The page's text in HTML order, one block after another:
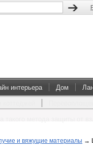
интерьера Дом
и вяжущие материалы →